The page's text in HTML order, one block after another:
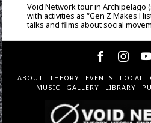
Void Network tour in Archipelago
with activities as “Gen Z Makes
talks and films about social
ABOUT THEORY EVENTS LOCAL
MUSIC
GALLERY LIBRARY